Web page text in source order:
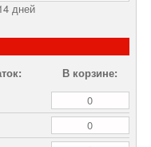
дней
В корзине: